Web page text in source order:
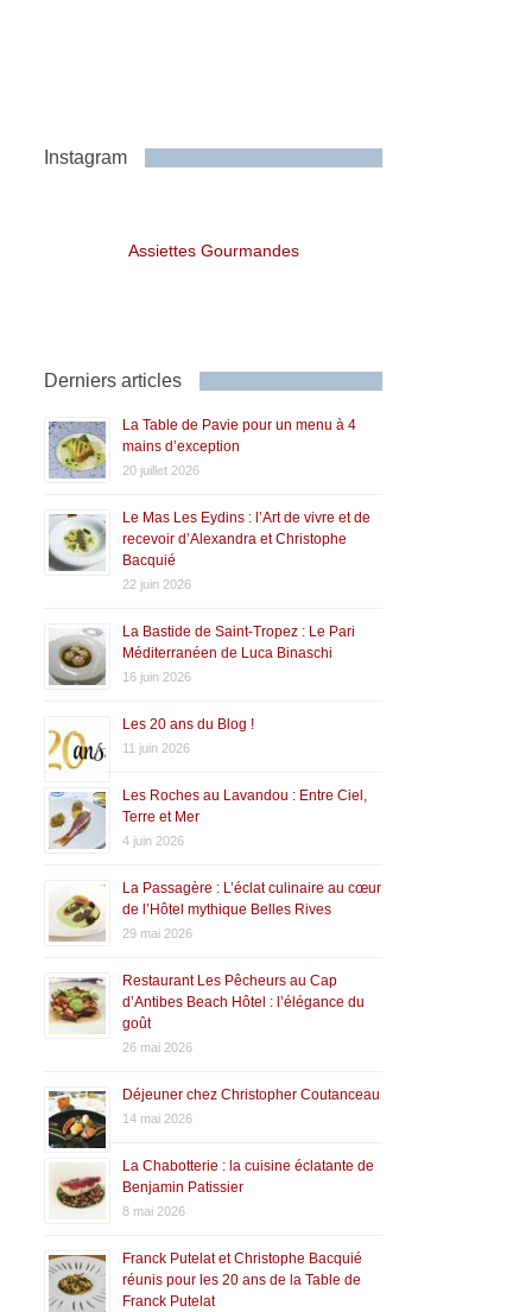
Instagram
Assiettes Gourmandes
Derniers articles
La Table de Pavie pour un menu à 4
mains d’exception
20 juillet 2026
Le Mas Les Eydins : l’Art de vivre et de
recevoir d’Alexandra et Christophe
Bacquié
22 juin 2026
La Bastide de Saint-Tropez : Le Pari
Méditerranéen de Luca Binaschi
16 juin 2026
Les 20 ans du Blog !
11 juin 2026
Les Roches au Lavandou : Entre Ciel,
Terre et Mer
4 juin 2026
La Passagère : L’éclat culinaire au cœur
de l’Hôtel mythique Belles Rives
29 mai 2026
Restaurant Les Pêcheurs au Cap
d’Antibes Beach Hôtel : l’élégance du
goût
26 mai 2026
Déjeuner chez Christopher Coutanceau
14 mai 2026
La Chabotterie : la cuisine éclatante de
Benjamin Patissier
8 mai 2026
Franck Putelat et Christophe Bacquié
réunis pour les 20 ans de la Table de
Franck Putelat